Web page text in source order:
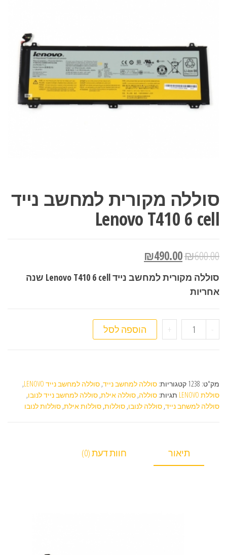
סוללה מקורית למחשב נייד
Lenovo T410 6 cell
₪600.00
₪490.00
סוללה מקורית למחשב נייד Lenovo T410 6 cell שנה
אחריות
- כמות של סוללה מקורית למחשב נייד Lenovo T410 6 cell
+ הוספה לסל
מק"ט: 1238 קטגוריות: סוללה למחשב נייד, סוללה למחשב נייד LENOVO
,
סוללת LENOVO
תגיות: סוללה, סוללה אילת, סוללה למחשב נייד לנובו,
סוללה למשחב נייד, סוללה לנובו, סוללות, סוללות אילת, סוללות לנובו
תיאור חוות דעת (0)